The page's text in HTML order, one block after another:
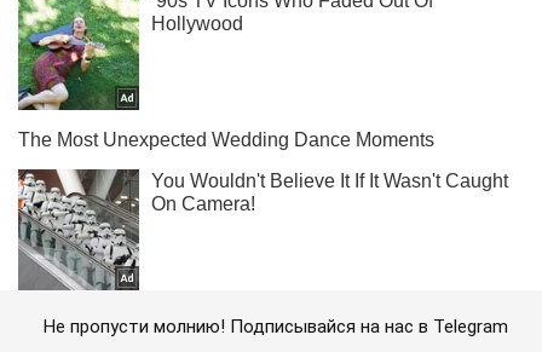
Не пропусти молнию! Подписывайся на нас в Telegram